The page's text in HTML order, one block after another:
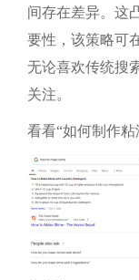
间存在差异。这
要性，该策略可
无论喜欢传统搜
关注。
看看“如何制作粘